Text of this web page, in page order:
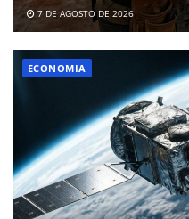
7 DE AGOSTO DE 2026
ECONOMIA